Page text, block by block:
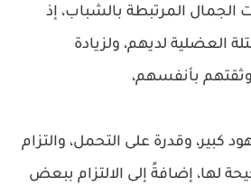
الجمال المرتبطة بالشباب، إذ
العضلية لديهم، ولزيادة
بأنفسهم،
كبير، وقدرة على التحمل، والتزام
لها، إضافةً إلى الالتزام ببعض